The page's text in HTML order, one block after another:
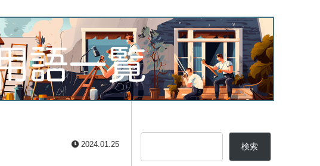
2024.01.25 検索